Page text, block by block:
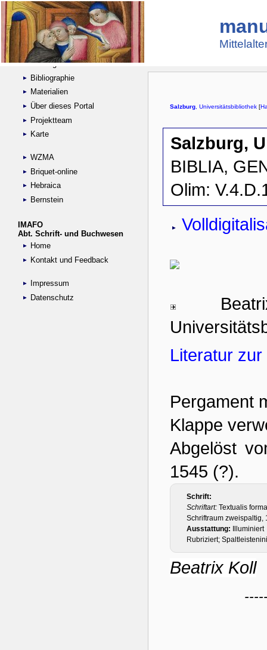
Suche
Handschriftensammlungen
Digitalisierte Handschriften
Kataloge
Bibliographie
Materialien
Über dieses Portal
Projektteam
Karte
WZMA
Briquet-online
Hebraica
Bernstein
IMAFO
Abt. Schrift- und Buchwesen
Home
Kontakt und Feedback
Impressum
Datenschutz